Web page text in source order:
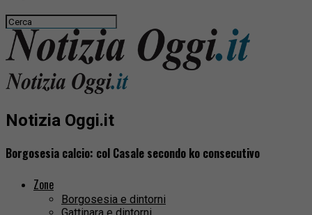
Notizia Oggi.it
Borgosesia calcio: col Casale secondo ko consecutivo
Zone
Borgosesia e dintorni